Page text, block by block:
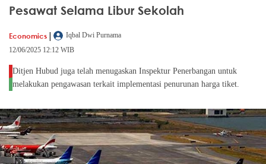
Pesawat Selama Libur Sekolah
Economics |
Iqbal Dwi Purnama
12/06/2025 12:12 WIB
Ditjen Hubud juga telah menugaskan Inspektur Penerbangan untuk
melakukan pengawasan terkait implementasi penurunan harga tiket.